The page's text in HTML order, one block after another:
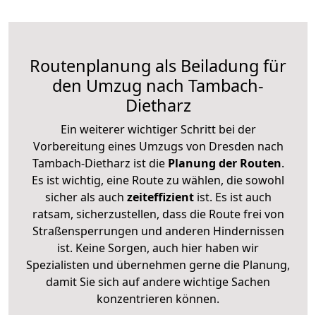
Routenplanung als Beiladung für
den Umzug nach Tambach-
Dietharz
Ein weiterer wichtiger Schritt bei der
Vorbereitung eines Umzugs von Dresden nach
Tambach-Dietharz ist diePlanung der Routen.
Es ist wichtig, eine Route zu wählen, die sowohl
sicher als auch zeiteffizientist. Es ist auch
ratsam, sicherzustellen, dass die Route frei von
Straßensperrungen und anderen Hindernissen
ist. Keine Sorgen, auch hier haben wir
Spezialisten und übernehmen gerne die Planung,
damit Sie sich auf andere wichtige Sachen
konzentrieren können.